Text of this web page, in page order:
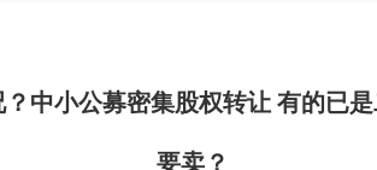
中小公募密集股权转让 有的已
要卖？